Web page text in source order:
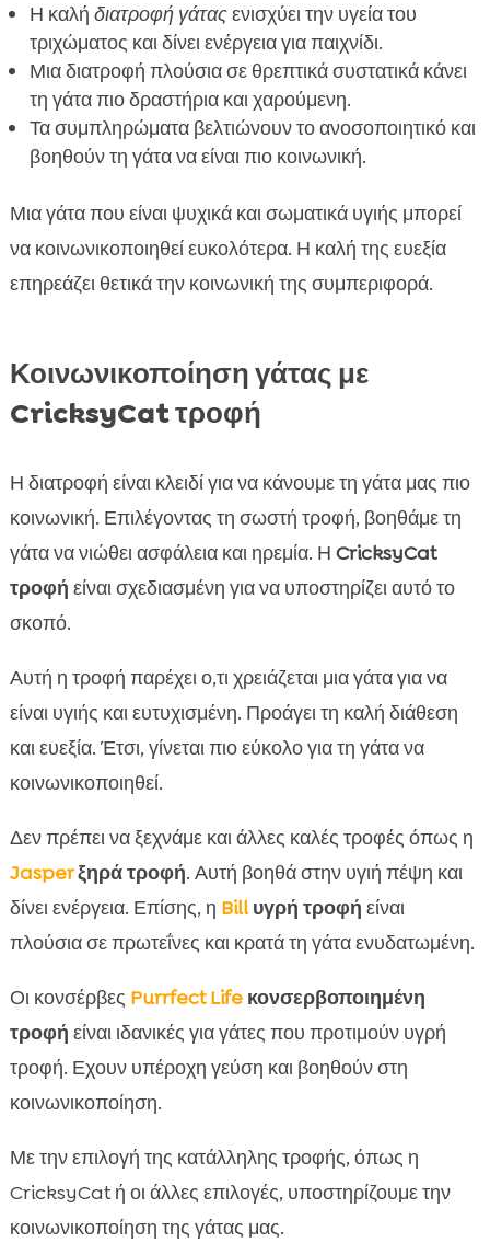
Η καλή διατροφή γάταςενισχύει την υγεία του
τριχώματος και δίνει ενέργεια για παιχνίδι.
Μια διατροφή πλούσια σε θρεπτικά συστατικά κάνει
τη γάτα πιο δραστήρια και χαρούμενη.
Τα συμπληρώματα βελτιώνουν το ανοσοποιητικό και
βοηθούν τη γάτα να είναι πιο κοινωνική.
Μια γάτα που είναι ψυχικά και σωματικά υγιής μπορεί
να κοινωνικοποιηθεί ευκολότερα. Η καλή της ευεξία
επηρεάζει θετικά την κοινωνική της συμπεριφορά.
Κοινωνικοποίηση γάτας με
CricksyCat τροφή
Η διατροφή είναι κλειδί για να κάνουμε τη γάτα μας πιο
κοινωνική. Επιλέγοντας τη σωστή τροφή, βοηθάμε τη
γάτα να νιώθει ασφάλεια και ηρεμία. Η CricksyCat
τροφή είναι σχεδιασμένη για να υποστηρίζει αυτό το
σκοπό.
Αυτή η τροφή παρέχει ο,τι χρειάζεται μια γάτα για να
είναι υγιής και ευτυχισμένη. Προάγει τη καλή διάθεση
και ευεξία. Έτσι, γίνεται πιο εύκολο για τη γάτα να
κοινωνικοποιηθεί.
Δεν πρέπει να ξεχνάμε και άλλες καλές τροφές όπως η
Jasperξηρά τροφή. Αυτή βοηθά στην υγιή πέψη και
δίνει ενέργεια. Επίσης, η Billυγρή τροφή είναι
πλούσια σε πρωτεΐνες και κρατά τη γάτα ενυδατωμένη.
Οι κονσέρβες Purrfect Lifeκονσερβοποιημένη
τροφή είναι ιδανικές για γάτες που προτιμούν υγρή
τροφή. Εχουν υπέροχη γεύση και βοηθούν στη
κοινωνικοποίηση.
Με την επιλογή της κατάλληλης τροφής, όπως η
CricksyCat ή οι άλλες επιλογές, υποστηρίζουμε την
κοινωνικοποίηση της γάτας μας.